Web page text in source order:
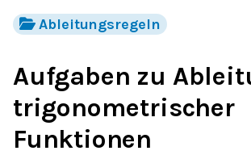
Ableitungsregeln
Aufgaben zu
trigonometrischer
Funktionen